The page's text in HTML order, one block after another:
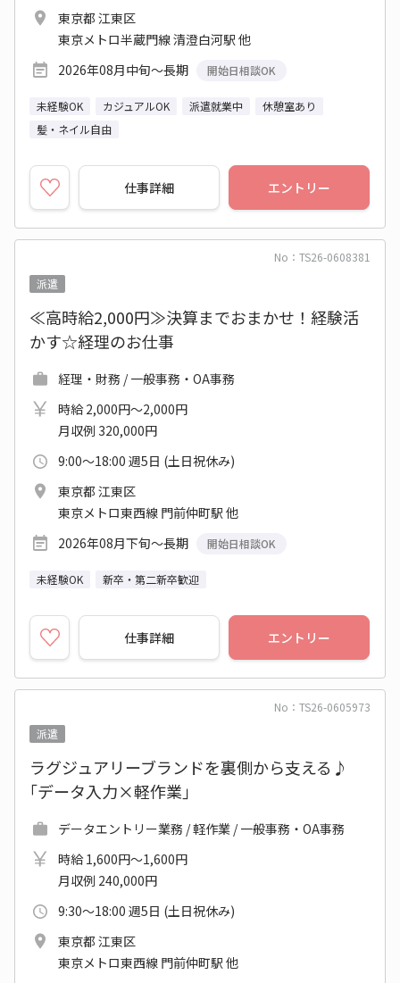
東京都 江東区
東京メトロ半蔵門線 清澄白河駅 他
2026年08月中旬～長期
開始日相談OK
未経験OK カジュアルOK 派遣就業中
休憩室あり
髪・ネイル自由
仕事詳細 エントリー
No：TS26-0608381
派遣
≪高時給2,000円≫決算までおまかせ！経験活
かす☆経理のお仕事
経理・財務 / 一般事務・OA事務
時給 2,000円～2,000円
月収例 320,000円
9:00～18:00 週5日 (土日祝休み)
東京都 江東区
東京メトロ東西線 門前仲町駅 他
2026年08月下旬～長期
開始日相談OK
未経験OK 新卒・第二新卒歓迎
仕事詳細 エントリー
No：TS26-0605973
派遣
ラグジュアリーブランドを裏側から支える♪
｢データ入力×軽作業｣
データエントリー業務 / 軽作業 / 一般事務・OA事務
時給 1,600円～1,600円
月収例 240,000円
9:30～18:00 週5日 (土日祝休み)
東京都 江東区
東京メトロ東西線 門前仲町駅 他